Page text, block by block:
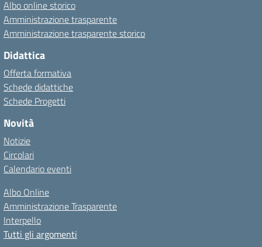
Albo online storico
Amministrazione trasparente
Amministrazione trasparente storico
Didattica
Offerta formativa
Schede didattiche
Schede Progetti
Novità
Notizie
Circolari
Calendario eventi
Albo Online
Amministrazione Trasparente
Interpello
Tutti gli argomenti